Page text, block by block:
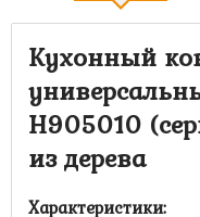
Кухонный
Н905010
из дерева
Характеристики: